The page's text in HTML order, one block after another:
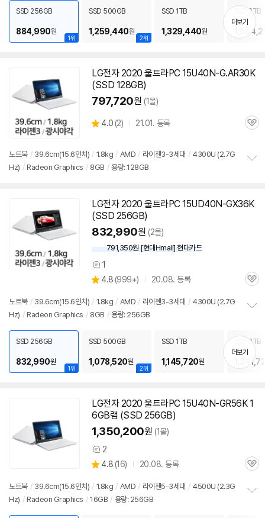
펼
치
기
1위
SSD 256GB
884,990원
2위
SSD 500GB
1,259,440원
SSD 1TB
1,329,440원
SSD 2TB
더보기
LG전자 2020 울트라PC 15U40N-G.AR30K
(SSD 128GB)
797,720원 (1몰)
별
4.0 (상
뷰
2) 21.01. 등록
관
노트북 / 39.6cm(15.6인치) / 1.8kg / AMD / 라이젠3-3세대 / 4300U (2.7G
Hz) / Radeon Graphics / 8GB / 용량: 128GB
치
LG전자 2020 울트라PC 15UD40N-GX36K
(SSD 256GB)
832,990원 (2몰)
791,350원 [현대Hmall] 현대카드
상
품
견
1
별
점
4.8 (상
리
뷰
999+) 20.08. 등록
관
노트북 / 39.6cm(15.6인치) / 1.8kg / AMD / 라이젠3-3세대 / 4300U (2.7G
Hz) / Radeon Graphics / 8GB / 용량: 256GB
펼
치
기
1위
SSD 256GB
832,990원
2위
SSD 500GB
1,078,520원
SSD 1TB
1,145,720원
SSD 2TB
더보기
LG전자 2020 울트라PC 15U40N-GR56K 1
6GB램 (SSD 256GB)
1,350,200원 (1몰)
상
품
견
2
별
점
4.8 (상
리
뷰
16) 20.08. 등록
관
노트북 / 39.6cm(15.6인치) / 1.8kg / AMD / 라이젠5-3세대 / 4500U (2.3G
Hz) / Radeon Graphics / 16GB / 용량: 256GB